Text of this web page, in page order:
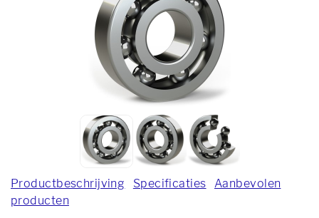
Productbeschrijving Specificaties
Aanbevolen
producten